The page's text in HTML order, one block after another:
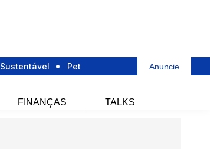
Sustentável Pet Anuncie
FINANÇAS TALKS